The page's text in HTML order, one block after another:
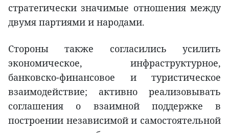
стратегически значимые отношения между
двумя партиями и народами.
Стороны также согласились усилить
экономическое, инфраструктурное,
банковско-финансовое и туристическое
взаимодействие; активно реализовывать
соглашения о взаимной поддержке в
построении независимой и самостоятельной